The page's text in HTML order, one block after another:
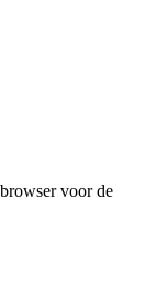
voor de